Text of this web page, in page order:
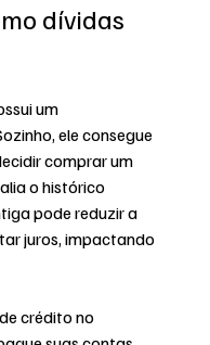
dívidas
um
ele consegue
comprar um
o histórico
pode reduzir a
juros, impactando
crédito no